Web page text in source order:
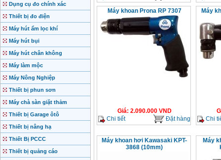
Dụng cụ đo chính xác
Thiết bị đo điện
Máy hút ẩm lọc khí
Máy hút bụi
Máy hút chân không
Máy làm mộc
Máy Nông Nghiệp
Thiết bị phun sơn
Máy chà sàn giặt thảm
Thiết bị Garage ôtô
Thiết bị nâng hạ
Thiết Bị PCCC
Thiết bị quảng cáo
Máy khoan Prona RP 7307
Giá: 2.090.000VND
Chi tiết
Đặt hàng
Máy
Chi
Máy khoan hơi Kawasaki KPT-
3868 (10mm)
Máy